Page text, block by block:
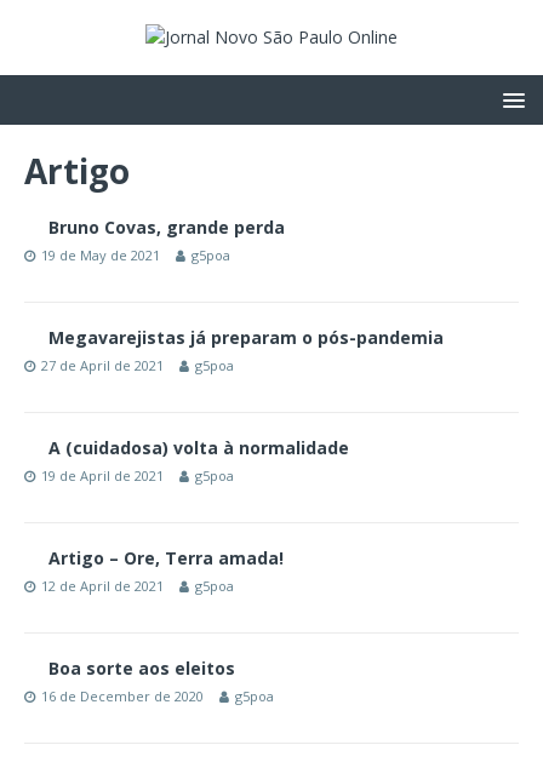
Artigo
Bruno Covas, grande perda
19 de May de 2021 g5poa
Megavarejistas já preparam o pós-pandemia
27 de April de 2021 g5poa
A (cuidadosa) volta à normalidade
19 de April de 2021 g5poa
Artigo – Ore, Terra amada!
12 de April de 2021 g5poa
Boa sorte aos eleitos
16 de December de 2020 g5poa